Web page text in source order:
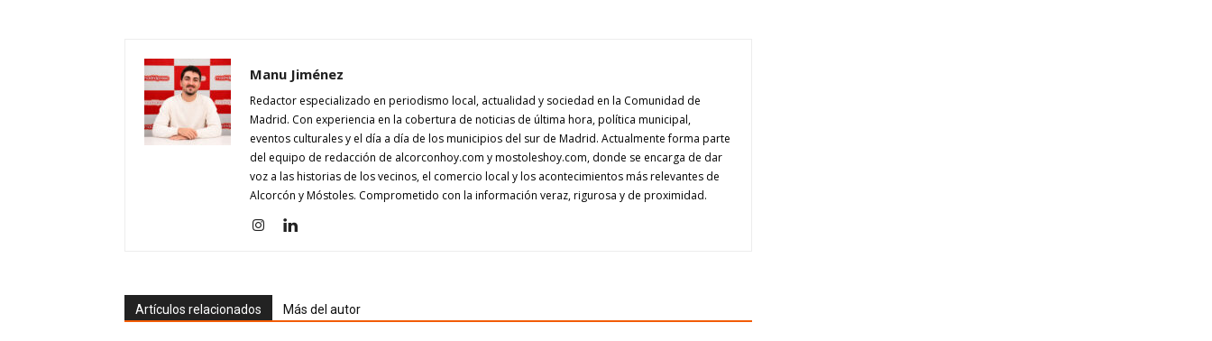
Manu Jiménez
Redactor especializado en periodismo local, actualidad y sociedad en la Comunidad de
Madrid. Con experiencia en la cobertura de noticias de última hora, política municipal,
eventos culturales y el día a día de los municipios del sur de Madrid. Actualmente forma parte
del equipo de redacción de alcorconhoy.com y mostoleshoy.com, donde se encarga de dar
voz a las historias de los vecinos, el comercio local y los acontecimientos más relevantes de
Alcorcón y Móstoles. Comprometido con la información veraz, rigurosa y de proximidad.
Artículos relacionados Más del autor